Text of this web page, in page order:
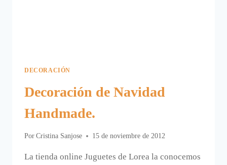
DECORACIÓN
Decoración de Navidad
Handmade.
Por Cristina Sanjose 15 de noviembre de 2012
La tienda online Juguetes de Lorea la conocemos